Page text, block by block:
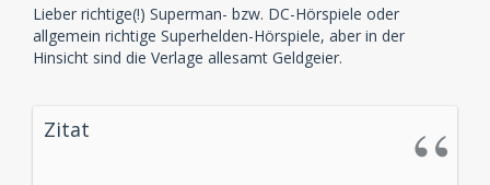
Lieber richtige(!) Superman- bzw. DC-Hörspiele oder
allgemein richtige Superhelden-Hörspiele, aber in der
Hinsicht sind die Verlage allesamt Geldgeier.
Zitat